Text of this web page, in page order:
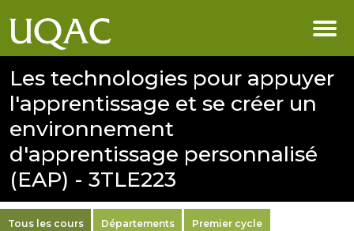
Les technologies pour appuyer
l'apprentissage et se créer un
environnement
d'apprentissage personnalisé
(EAP) - 3TLE223
Tous les cours Départements Premier cycle